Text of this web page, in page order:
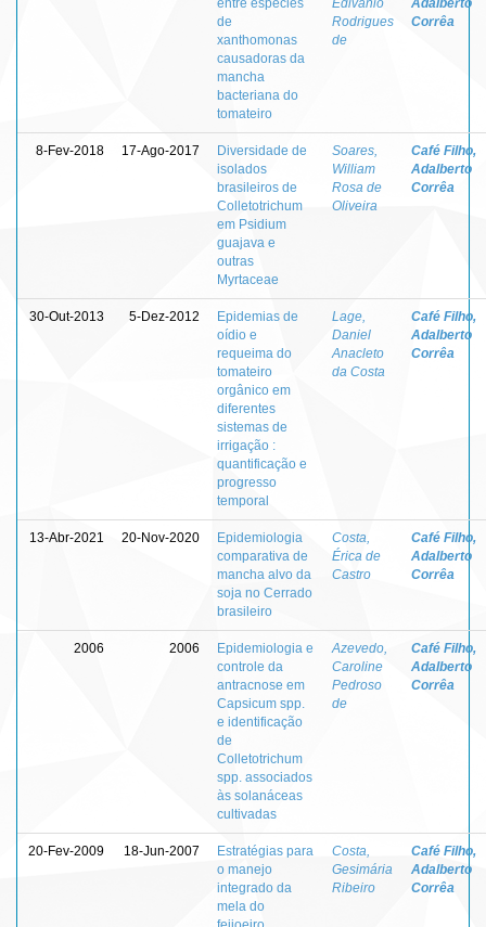
de
xanthomonas
causadoras da
mancha
bacteriana do
tomateiro
Rodrigues
de
Corrêa
8-Fev-2018 17-Ago-2017
Diversidade de
isolados
brasileiros de
Colletotrichum
em Psidium
guajava e
outras
Myrtaceae
Soares,
William
Rosa de
Oliveira
Café Filho,
Adalberto
Corrêa
30-Out-2013 5-Dez-2012
Epidemias de
oídio e
requeima do
tomateiro
orgânico em
diferentes
sistemas de
irrigação :
quantificação e
progresso
temporal
Lage,
Daniel
Anacleto
da Costa
Café Filho,
Adalberto
Corrêa
13-Abr-2021 20-Nov-2020
Epidemiologia
comparativa de
mancha alvo da
soja no Cerrado
brasileiro
Costa,
Érica de
Castro
Café Filho,
Adalberto
Corrêa
2006 2006
Epidemiologia e
controle da
antracnose em
Capsicum spp.
e identificação
de
Colletotrichum
spp. associados
às solanáceas
cultivadas
Azevedo,
Caroline
Pedroso
de
Café Filho,
Adalberto
Corrêa
20-Fev-2009 18-Jun-2007
Estratégias para
o manejo
integrado da
mela do
Costa,
Gesimária
Ribeiro
Café Filho,
Adalberto
Corrêa